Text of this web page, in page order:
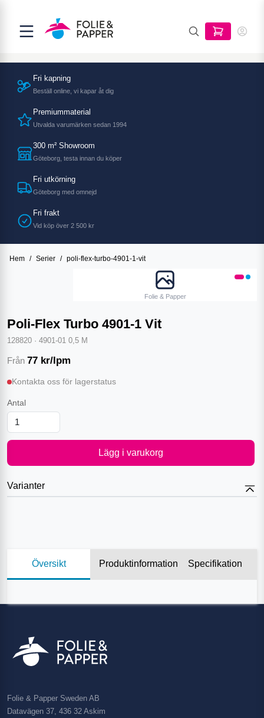
Fri kapning
Beställ online, vi kapar åt dig
Premiummaterial
Utvalda varumärken sedan 1994
300 m² Showroom
Göteborg, testa innan du köper
Fri utkörning
Göteborg med omnejd
Fri frakt
Vid köp över 2 500 kr
Hem / Serier / poli-flex-turbo-4901-1-vit
Folie & Papper
Poli-Flex Turbo 4901-1 Vit
128820 · 4901-01 0,5 M
Från 77 kr/lpm
Kontakta oss för lagerstatus
Antal
Lägg i varukorg
Varianter
Översikt Produktinformation Specifikation
Folie & Papper Sweden AB
Datavägen 37, 436 32 Askim